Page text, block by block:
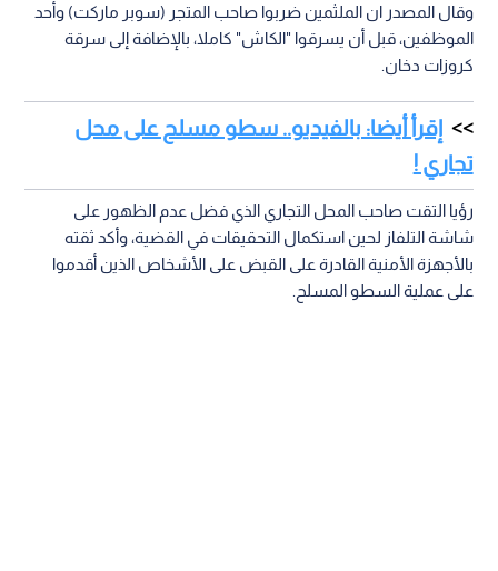
وقال المصدر ان الملثمين ضربوا صاحب المتجر (سوبر ماركت) وأحد
الموظفين، قبل أن يسرقوا "الكاش" كاملا، بالإضافة إلى سرقة
كروزات دخان.
إقرأ أيضا: بالفيديو.. سطو مسلح على محل
تجاري !
رؤيا التقت صاحب المحل التجاري الذي فضل عدم الظهور على
شاشة التلفاز لحين استكمال التحقيقات في القضية، وأكد ثقته
بالأجهزة الأمنية القادرة على القبض على الأشخاص الذين أقدموا
على عملية السطو المسلح.